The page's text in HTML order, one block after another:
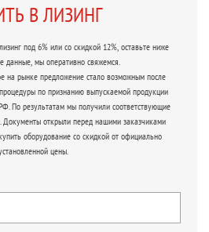
В ЛИЗИНГ
под 6% или со скидкой 12%, оставьте ниже
данные, мы оперативно свяжемся.
на рынке предложение стало возможным после
по признанию выпускаемой продукции
По результатам мы получили соответствующие
Документы открыли перед нашими заказчиками
оборудование со скидкой от официально
цены.